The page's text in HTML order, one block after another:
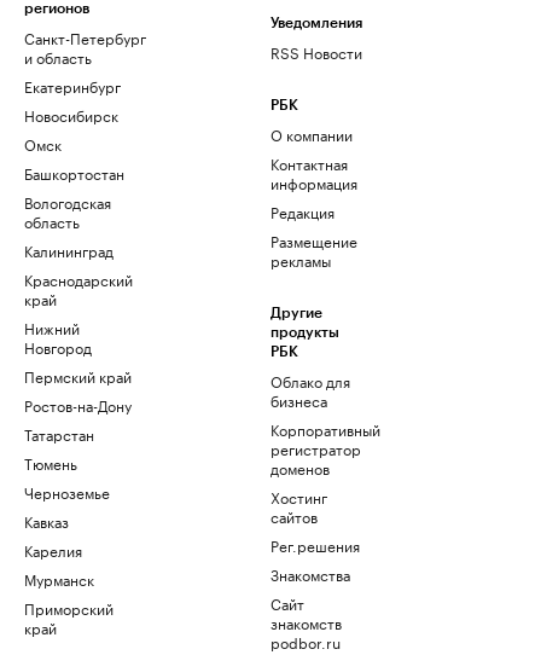
регионов
Санкт-Петербург
и область
Екатеринбург
Новосибирск
Омск
Башкортостан
Вологодская
область
Калининград
Краснодарский
край
Нижний
Новгород
Пермский край
Ростов-на-Дону
Татарстан
Тюмень
Черноземье
Кавказ
Карелия
Мурманск
Приморский
край
Уведомления
RSS Новости
РБК
О компании
Контактная
информация
Редакция
Размещение
рекламы
Другие
продукты
РБК
Облако для
бизнеса
Корпоративный
регистратор
доменов
Хостинг
сайтов
Рег.решения
Знакомства
Сайт
знакомств
podbor.ru